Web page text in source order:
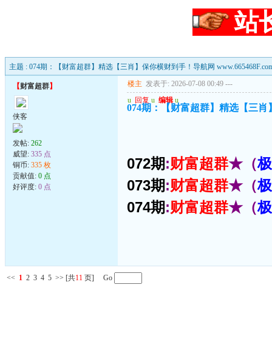
站
主题 : 074期：【财富超群】精选【三肖】保你横财到手！导航网
【财富超群】
侠客
发帖: 262
威望: 335 点
铜币: 335 枚
贡献值: 0 点
好评度: 0 点
楼主 发表于: 2026-07-08 00:49 ---
u 回复 u 编辑 u
074期：【财富超群】精选【三肖
072期:财富超群★（
073期:财富超群★（
074期:财富超群★（
<< 1 2 3 4 5 >> [共11 页] Go